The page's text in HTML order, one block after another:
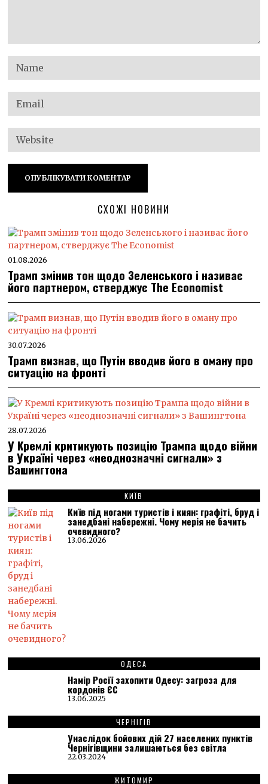
СХОЖІ НОВИНИ
01.08.2026
Трамп змінив тон щодо Зеленського і називає
його партнером, стверджує The Economist
30.07.2026
Трамп визнав, що Путін вводив його в оману про
ситуацію на фронті
28.07.2026
У Кремлі критикують позицію Трампа щодо війни
в Україні через «неоднозначні сигнали» з
Вашингтона
КИЇВ
Київ під ногами туристів і киян: графіті, бруд і
занедбані набережні. Чому мерія не бачить
очевидного?
13.06.2026
ОДЕСА
Намір Росії захопити Одесу: загроза для
кордонів ЄС
13.06.2025
ЧЕРНІГІВ
Унаслідок бойових дій 27 населених пунктів
Чернігівщини залишаються без світла
22.03.2024
ЖИТОМИР